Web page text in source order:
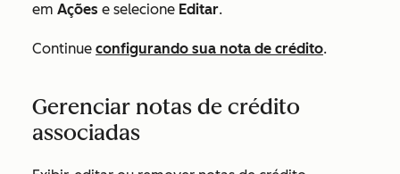
em Ações e selecione Editar.
Continue configurando sua nota de crédito.
Gerenciar notas de crédito
associadas